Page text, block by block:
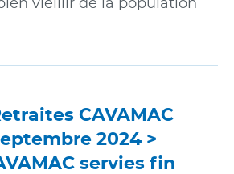
vieillir de la population
CAVAMAC
2024 >
servies fin